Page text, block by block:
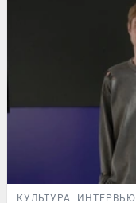
КУЛЬТУРА ИНТЕРВЬЮ